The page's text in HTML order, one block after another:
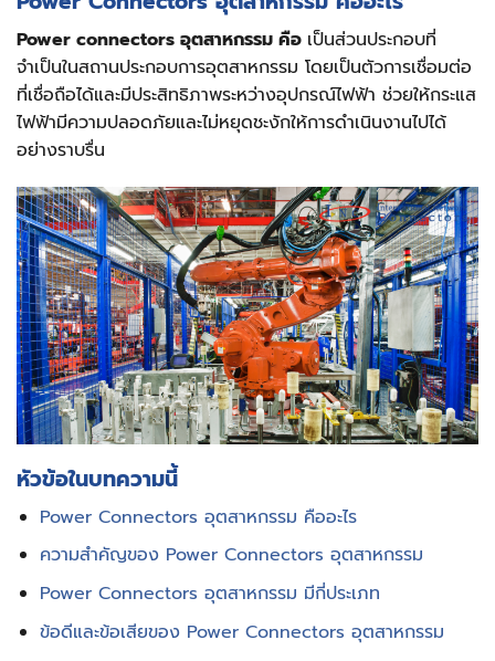
Power connectors อุตสาหกรรม คือ เป็นส่วนประกอบที่
จำเป็นในสถานประกอบการอุตสาหกรรม โดยเป็นตัวการเชื่อมต่อ
ที่เชื่อถือได้และมีประสิทธิภาพระหว่างอุปกรณ์ไฟฟ้า ช่วยให้กระแส
ไฟฟ้ามีความปลอดภัยและไม่หยุดชะงักให้การดำเนินงานไปได้
อย่างราบรื่น
หัวข้อในบทความนี้
Power Connectors อุตสาหกรรม คืออะไร
ความสำคัญของ Power Connectors อุตสาหกรรม
Power Connectors อุตสาหกรรม มีกี่ประเภท
ข้อดีและข้อเสียของ Power Connectors อุตสาหกรรม